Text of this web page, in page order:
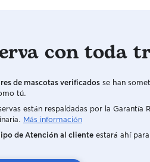
con toda
de mascotas verificados se han
tú.
están respaldadas por la
Más información
de Atención al cliente estará ahí